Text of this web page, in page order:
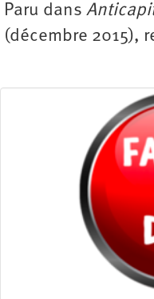
Paru dans
(décembre 2015),